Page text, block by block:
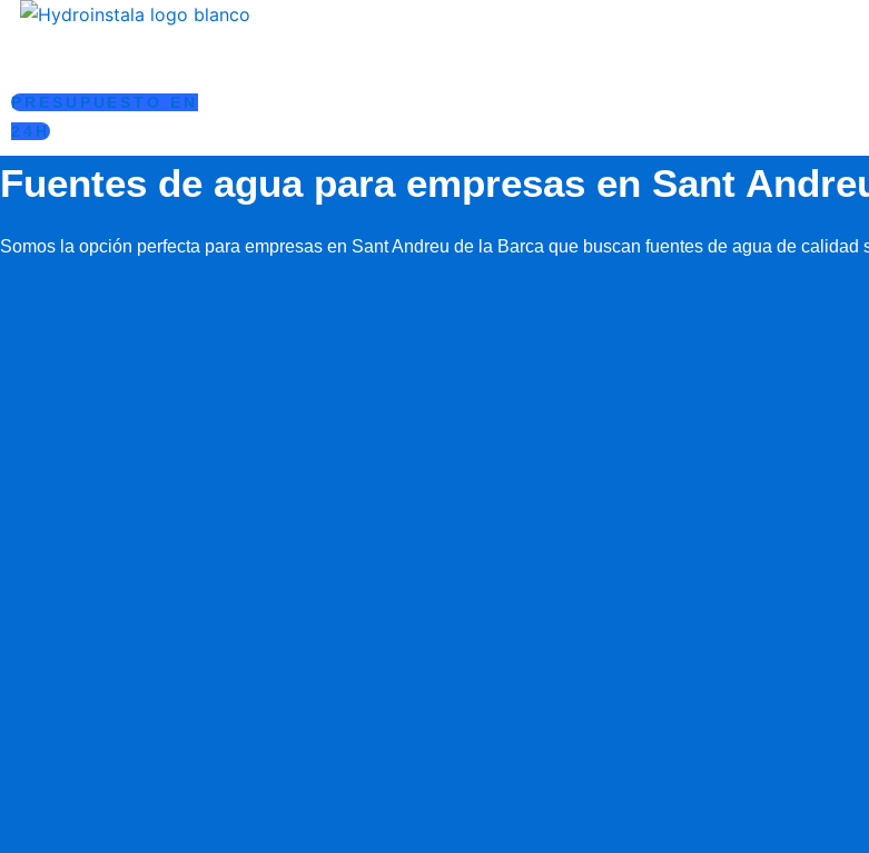
PRESUPUESTO EN
24H
Fuentes de agua para empresas en Sant
Somos la opción perfecta para empresas en Sant Andreu de la Barca que buscan fuentes de agua de calidad